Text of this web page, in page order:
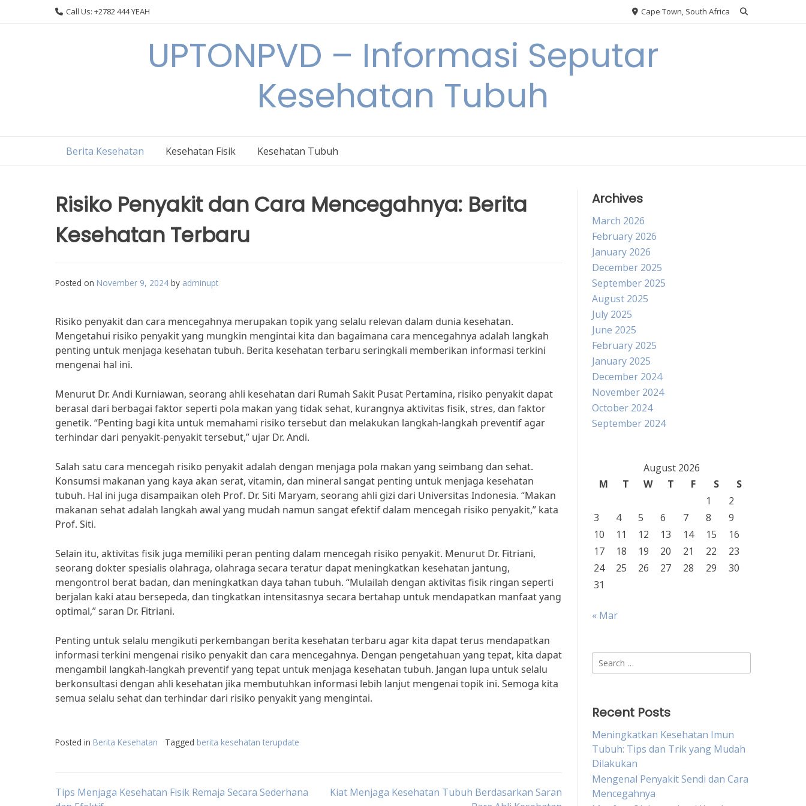
Call Us: +2782 444 YEAH Cape Town, South Africa
UPTONPVD – Informasi Seputar
Kesehatan Tubuh
Berita Kesehatan Kesehatan Fisik Kesehatan Tubuh
Risiko Penyakit dan Cara Mencegahnya: Berita
Kesehatan Terbaru
Posted on November 9, 2024 by adminupt
Risiko penyakit dan cara mencegahnya merupakan topik yang selalu relevan dalam dunia kesehatan.
Mengetahui risiko penyakit yang mungkin mengintai kita dan bagaimana cara mencegahnya adalah langkah
penting untuk menjaga kesehatan tubuh. Berita kesehatan terbaru seringkali memberikan informasi terkini
mengenai hal ini.
Menurut Dr. Andi Kurniawan, seorang ahli kesehatan dari Rumah Sakit Pusat Pertamina, risiko penyakit dapat
berasal dari berbagai faktor seperti pola makan yang tidak sehat, kurangnya aktivitas fisik, stres, dan faktor
genetik. “Penting bagi kita untuk memahami risiko tersebut dan melakukan langkah-langkah preventif agar
terhindar dari penyakit-penyakit tersebut,” ujar Dr. Andi.
Salah satu cara mencegah risiko penyakit adalah dengan menjaga pola makan yang seimbang dan sehat.
Konsumsi makanan yang kaya akan serat, vitamin, dan mineral sangat penting untuk menjaga kesehatan
tubuh. Hal ini juga disampaikan oleh Prof. Dr. Siti Maryam, seorang ahli gizi dari Universitas Indonesia. “Makan
makanan sehat adalah langkah awal yang mudah namun sangat efektif dalam mencegah risiko penyakit,” kata
Prof. Siti.
Selain itu, aktivitas fisik juga memiliki peran penting dalam mencegah risiko penyakit. Menurut Dr. Fitriani,
seorang dokter spesialis olahraga, olahraga secara teratur dapat meningkatkan kesehatan jantung,
mengontrol berat badan, dan meningkatkan daya tahan tubuh. “Mulailah dengan aktivitas fisik ringan seperti
berjalan kaki atau bersepeda, dan tingkatkan intensitasnya secara bertahap untuk mendapatkan manfaat yang
optimal,” saran Dr. Fitriani.
Penting untuk selalu mengikuti perkembangan berita kesehatan terbaru agar kita dapat terus mendapatkan
informasi terkini mengenai risiko penyakit dan cara mencegahnya. Dengan pengetahuan yang tepat, kita dapat
mengambil langkah-langkah preventif yang tepat untuk menjaga kesehatan tubuh. Jangan lupa untuk selalu
berkonsultasi dengan ahli kesehatan jika membutuhkan informasi lebih lanjut mengenai topik ini. Semoga kita
semua selalu sehat dan terhindar dari risiko penyakit yang mengintai.
Posted in Berita Kesehatan Tagged berita kesehatan terupdate
Post
Tips Menjaga Kesehatan Fisik Remaja Secara Sederhana
Kiat Menjaga Kesehatan Tubuh Berdasarkan Saran
Archives
March 2026
February 2026
January 2026
December 2025
September 2025
August 2025
July 2025
June 2025
February 2025
January 2025
December 2024
November 2024
October 2024
September 2024
August 2026
M
T W T F S
S
1
2
3
4 5 6 7 8
9
10
11 12 13 14 15
16
17
18 19 20 21 22
23
24
25 26 27 28 29
30
31
« Mar
Search
for:
Recent Posts
Meningkatkan Kesehatan Imun
Tubuh: Tips dan Trik yang Mudah
Dilakukan
Mengenal Penyakit Sendi dan Cara
Mencegahnya